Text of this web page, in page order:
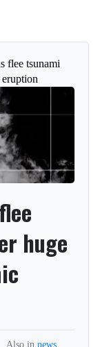
flee tsunami
huge
Also in news,